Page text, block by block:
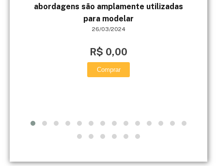
abordagens são amplamente utilizadas
para modelar
26/03/2024
R$ 0,00
Comprar